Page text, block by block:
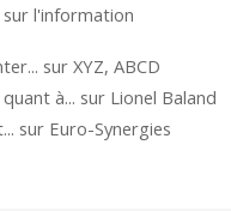
surl'information
surXYZ, ABCD
à... sur Lionel Baland
sur Euro-Synergies